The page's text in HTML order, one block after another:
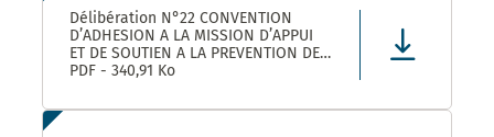
Délibération N°22 CONVENTION
D’ADHESION A LA MISSION D’APPUI
ET DE SOUTIEN A LA PREVENTION DES
RISQUES PROFESSIONNELS
PDF - 340,91 Ko